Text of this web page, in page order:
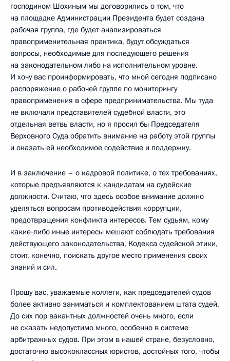
господином Шохиным мы договорились о том, что
на площадке Администрации Президента будет создана
рабочая группа, где будет анализироваться
правоприменительная практика, будут обсуждаться
вопросы, необходимые для последующего решения
на законодательном либо на исполнительном уровне.
И хочу вас проинформировать, что мной сегодня подписано
распоряжение о рабочей группе по мониторингу
правоприменения в сфере предпринимательства. Мы туда
не включали представителей судебной власти, это
отдельная ветвь власти, но я просил бы Председателя
Верховного Суда обратить внимание на работу этой группы
и оказать ей необходимое содействие и поддержку.
И в заключение – о кадровой политике, о тех требованиях,
которые предъявляются к кандидатам на судейские
должности. Считаю, что здесь особое внимание должно
уделяться вопросам противодействия коррупции,
предотвращения конфликта интересов. Тем судьям, кому
какие‑либо иные интересы мешают соблюдать требования
действующего законодательства, Кодекса судейской этики,
стоит, конечно, поискать другое место применения своих
знаний и сил.
Прошу вас, уважаемые коллеги, как председателей судов
более активно заниматься и комплектованием штата судей.
До сих пор вакантных должностей очень много, если
не сказать недопустимо много, особенно в системе
арбитражных судов. При этом в нашей стране, безусловно,
достаточно высококлассных юристов, достойных того, чтобы